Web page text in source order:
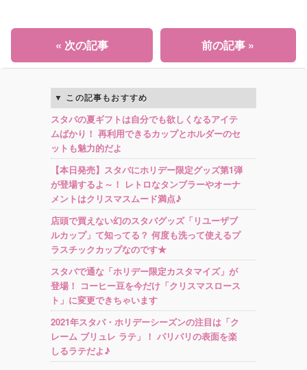
前の記事 »
« 次の記事
この記事もおすすめ
スタバの夏ギフトは自分でも欲しくなるアイテ
ムばかり！ 再利用できるカップとホルダーのセ
ットも魅力的だよ
【本日発売】スタバにホリデー限定グッズ第1弾
が登場するよ～！ レトロなタンブラーやオーナ
メントはクリスマスムード満点♪
店頭で買えない幻のスタバグッズ「リユーザブ
ルカップ」て知ってる？ 何度も洗って使えるプ
ラスチックカップなのです★
スタバで通な「ホリデー限定カスタマイズ」が
登場！ コーヒー豆を今だけ「クリスマスロース
ト」に変更できちゃいます
2021年スタバ・ホリデーシーズンの注目は「ク
レーム ブリュレ ラテ」！ パリパリの表面を楽
しるラテだよ♪